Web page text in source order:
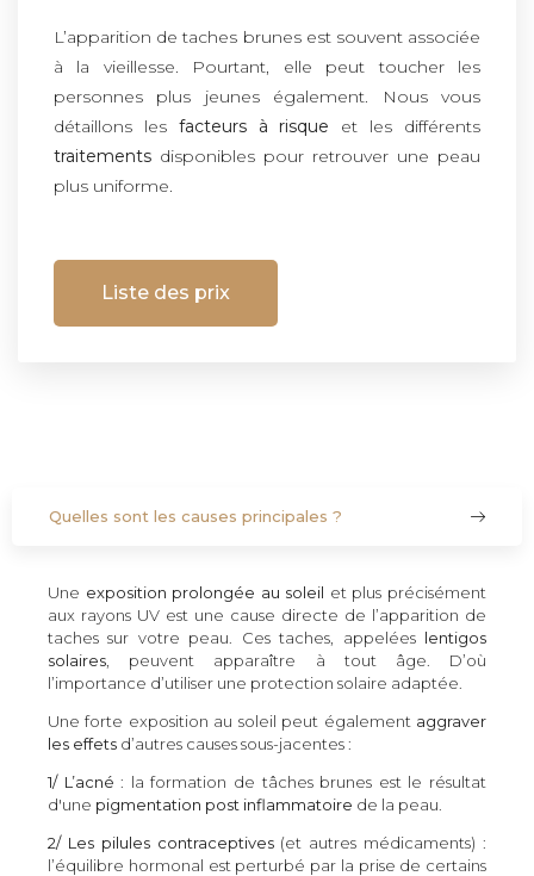
L’apparition de taches brunes est souvent associée
à la vieillesse. Pourtant, elle peut toucher les
personnes plus jeunes également. Nous vous
détaillons les facteurs à risque et les différents
traitements disponibles pour retrouver une peau
plus uniforme.
Liste des prix
Quelles sont les causes principales ?
Une exposition prolongée au soleil et plus précisément
aux rayons UV est une cause directe de l’apparition de
taches sur votre peau. Ces taches, appelées lentigos
solaires , peuvent apparaître à tout âge. D’où
l’importance d’utiliser une protection solaire adaptée.
Une forte exposition au soleil peut également aggraver
les effets d’autres causes sous-jacentes :
1/ L’acné : la formation de tâches brunes est le résultat
d'une pigmentation post inflammatoire de la peau.
2/ Les pilules contraceptives(et autres médicaments) :
l’équilibre hormonal est perturbé par la prise de certains